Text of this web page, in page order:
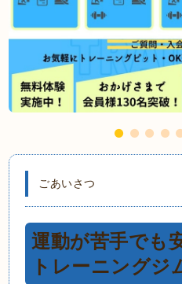
ごあいさつ
運動が苦手でも
トレーニングジ